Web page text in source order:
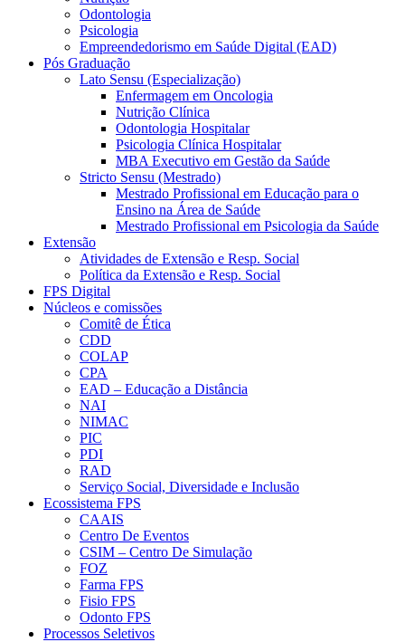
Odontologia
Psicologia
Empreendedorismo em Saúde Digital (EAD)
Pós Graduação
Lato Sensu (Especialização)
Enfermagem em Oncologia
Nutrição Clínica
Odontologia Hospitalar
Psicologia Clínica Hospitalar
MBA Executivo em Gestão da Saúde
Stricto Sensu (Mestrado)
Mestrado Profissional em Educação para o
Ensino na Área de Saúde
Mestrado Profissional em Psicologia da Saúde
Extensão
Atividades de Extensão e Resp. Social
Política da Extensão e Resp. Social
FPS Digital
Núcleos e comissões
Comitê de Ética
CDD
COLAP
CPA
EAD – Educação a Distância
NAI
NIMAC
PIC
PDI
RAD
Serviço Social, Diversidade e Inclusão
Ecossistema FPS
CAAIS
Centro De Eventos
CSIM – Centro De Simulação
FOZ
Farma FPS
Fisio FPS
Odonto FPS
Processos Seletivos